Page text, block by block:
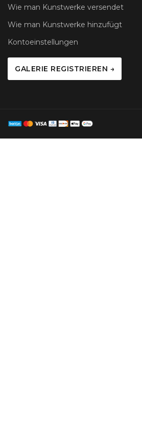
Wie man Kunstwerke versendet
Wie man Kunstwerke hinzufügt
Kontoeinstellungen
GALERIE REGISTRIEREN →